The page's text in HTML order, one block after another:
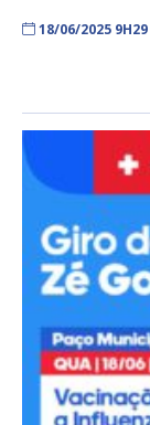
18/06/2025 9H29